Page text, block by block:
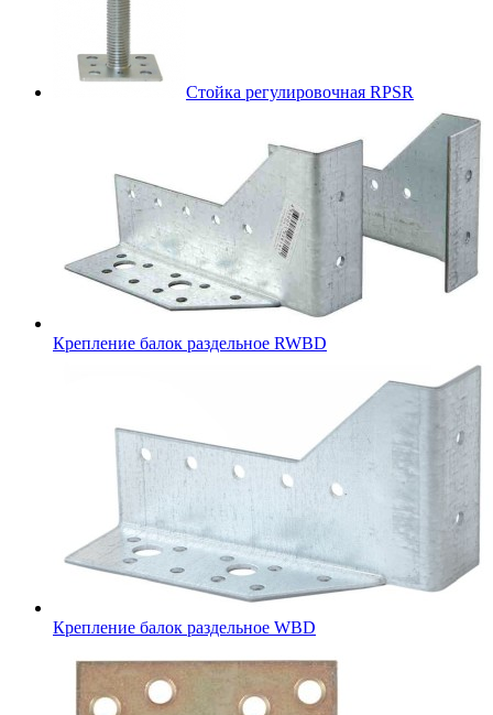
Стойка регулировочная RPSR
Крепление балок раздельное RWBD
Крепление балок раздельное WBD